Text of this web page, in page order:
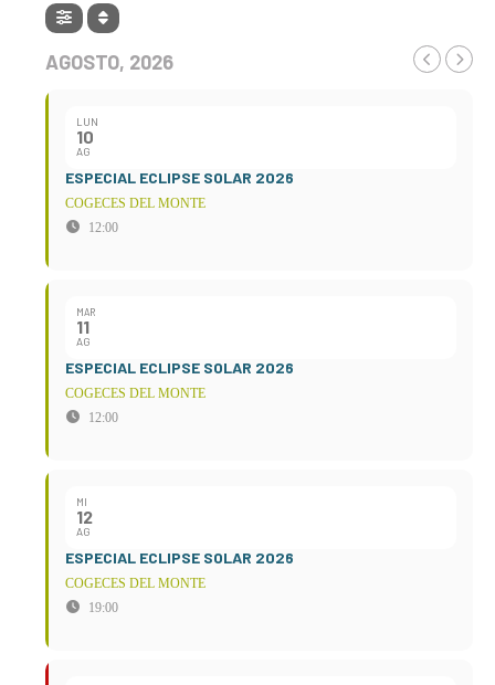
AGOSTO, 2026
LUN
10
AG
ESPECIAL ECLIPSE SOLAR 2026
COGECES DEL MONTE
12:00
MAR
11
AG
ESPECIAL ECLIPSE SOLAR 2026
COGECES DEL MONTE
12:00
MI
12
AG
ESPECIAL ECLIPSE SOLAR 2026
COGECES DEL MONTE
19:00